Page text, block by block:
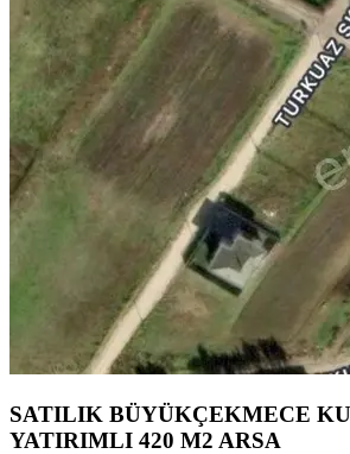
SATILIK BÜYÜKÇEKMECE
YATIRIMLI 420 M2 ARSA